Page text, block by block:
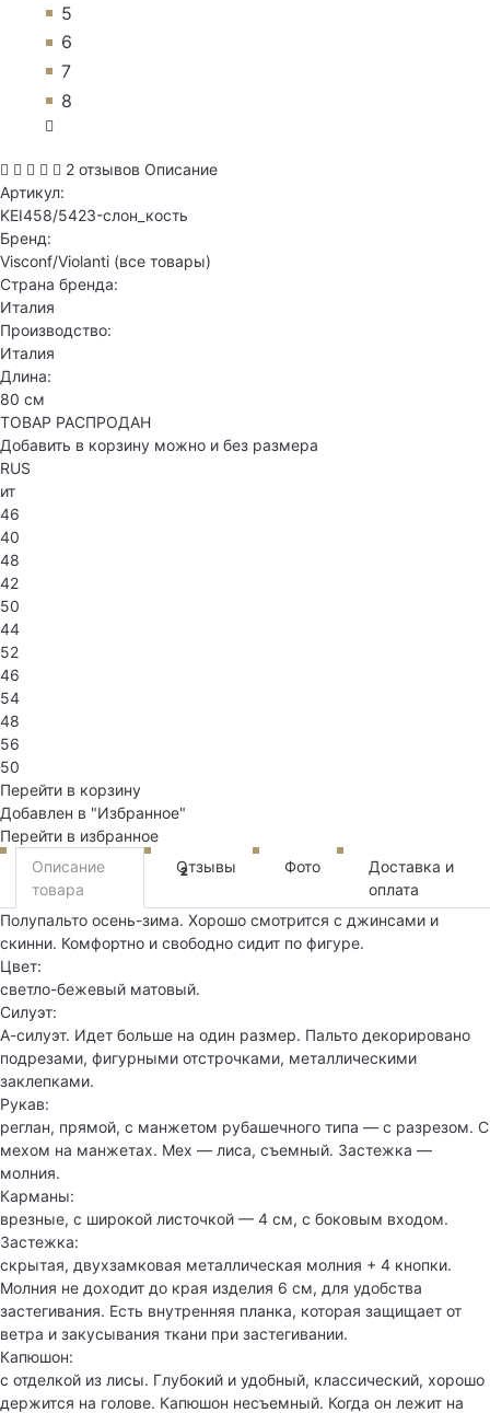
5
6
7
8
2 отзывов Описание
Артикул:
KEI458/5423-слон_кость
Бренд:
Visconf/Violanti (все товары)
Страна бренда:
Италия
Производство:
Италия
Длина:
80 см
ТОВАР РАСПРОДАН
Добавить в корзину можно и без размера
RUS
ит
46
40
48
42
50
44
52
46
54
48
56
50
Перейти в корзину
Добавлен в "Избранное"
Перейти в избранное
Описание
товара
Отзывы
2 Фото
Доставка и
оплата
Полупальто осень-зима. Хорошо смотрится с джинсами и
скинни. Комфортно и свободно сидит по фигуре.
Цвет:
светло-бежевый матовый.
Силуэт:
А-силуэт. Идет больше на один размер. Пальто декорировано
подрезами, фигурными отстрочками, металлическими
заклепками.
Рукав:
реглан, прямой, с манжетом рубашечного типа — с разрезом. С
мехом на манжетах. Мех — лиса, съемный. Застежка —
молния.
Карманы:
врезные, с широкой листочкой — 4 см, с боковым входом.
Застежка:
скрытая, двухзамковая металлическая молния + 4 кнопки.
Молния не доходит до края изделия 6 см, для удобства
застегивания. Есть внутренняя планка, которая защищает от
ветра и закусывания ткани при застегивании.
Капюшон:
с отделкой из лисы. Глубокий и удобный, классический, хорошо
держится на голове. Капюшон несъемный. Когда он лежит на